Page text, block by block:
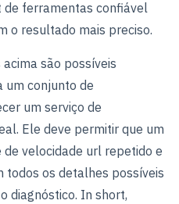
ferramentas confiável
o resultado mais preciso.
são possíveis
um conjunto de
um serviço de
Ele deve permitir que um
velocidade url repetido e
todos os detalhes possíveis
diagnóstico. In short,